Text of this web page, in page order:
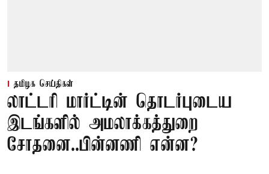
தமிழக செய்திகள்
லாட்டரி மார்ட்டின் தொடர்புடைய
இடங்களில் அமலாக்கத்துறை
சோதனை..பின்னணி என்ன?